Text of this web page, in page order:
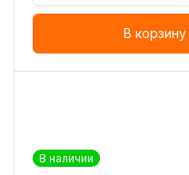
В корзину
В наличии